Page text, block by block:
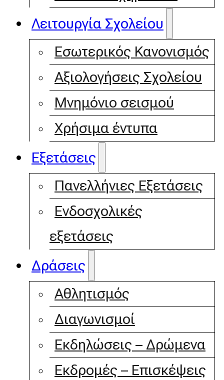
Λειτουργία Σχολείου
Εσωτερικός Κανονισμός
Αξιολογήσεις Σχολείου
Μνημόνιο σεισμού
Χρήσιμα έντυπα
Εξετάσεις
Πανελλήνιες Εξετάσεις
Ενδοσχολικές
εξετάσεις
Δράσεις
Αθλητισμός
Διαγωνισμοί
Εκδηλώσεις – Δρώμενα
Εκδρομές – Επισκέψεις